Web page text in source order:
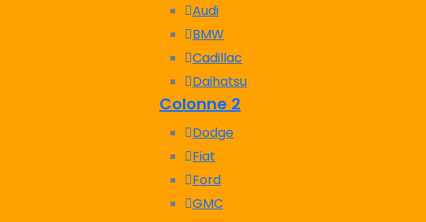
Audi
BMW
Cadillac
Daihatsu
Colonne 2
Dodge
Fiat
Ford
GMC